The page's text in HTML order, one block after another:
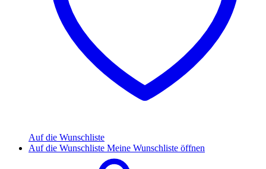
Auf die Wunschliste
Auf die Wunschliste Meine Wunschliste öffnen